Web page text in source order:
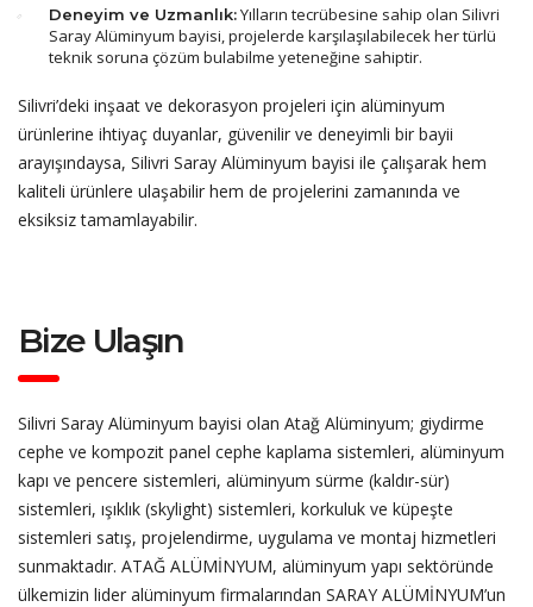
Deneyim ve Uzmanlık:Yılların tecrübesine sahip olan Silivri
Saray Alüminyum bayisi, projelerde karşılaşılabilecek her türlü
teknik soruna çözüm bulabilme yeteneğine sahiptir.
Silivri’deki inşaat ve dekorasyon projeleri için alüminyum
ürünlerine ihtiyaç duyanlar, güvenilir ve deneyimli bir bayii
arayışındaysa, Silivri Saray Alüminyum bayisi ile çalışarak hem
kaliteli ürünlere ulaşabilir hem de projelerini zamanında ve
eksiksiz tamamlayabilir.
Bize Ulaşın
Silivri Saray Alüminyum bayisi olan Atağ Alüminyum; giydirme
cephe ve kompozit panel cephe kaplama sistemleri, alüminyum
kapı ve pencere sistemleri, alüminyum sürme (kaldır-sür)
sistemleri, ışıklık (skylight) sistemleri, korkuluk ve küpeşte
sistemleri satış, projelendirme, uygulama ve montaj hizmetleri
sunmaktadır. ATAĞ ALÜMİNYUM, alüminyum yapı sektöründe
ülkemizin lider alüminyum firmalarından SARAY ALÜMİNYUM’un